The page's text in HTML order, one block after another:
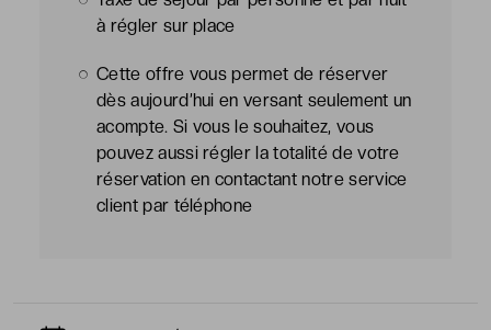
à régler sur place
Cette offre vous permet de réserver
dès aujourd’hui en versant seulement un
acompte. Si vous le souhaitez, vous
pouvez aussi régler la totalité de votre
réservation en contactant notre service
client par téléphone